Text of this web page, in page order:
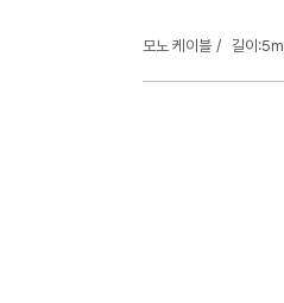
모노 케이블 길이:5m